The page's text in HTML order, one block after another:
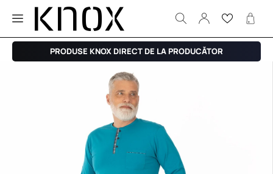
PRODUSE KNOX DIRECT DE LA PRODUCĂTOR